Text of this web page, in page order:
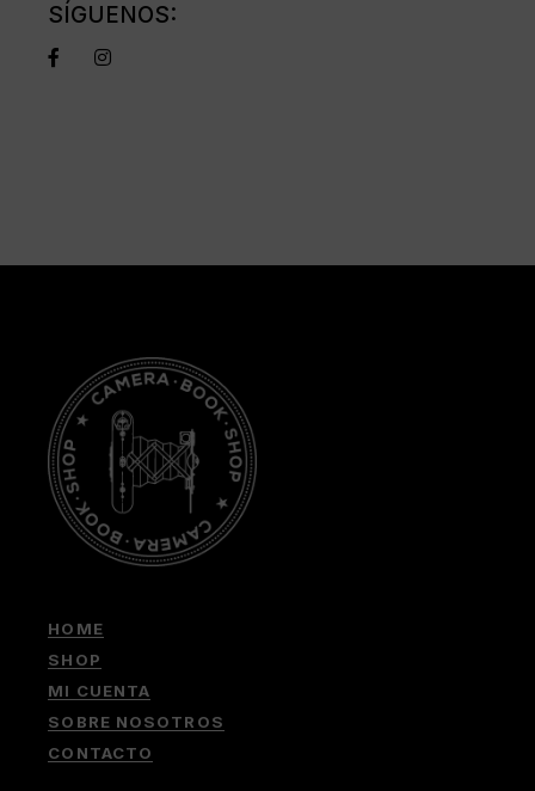
SÍGUENOS:
HOME
SHOP
MI CUENTA
SOBRE NOSOTROS
CONTACTO